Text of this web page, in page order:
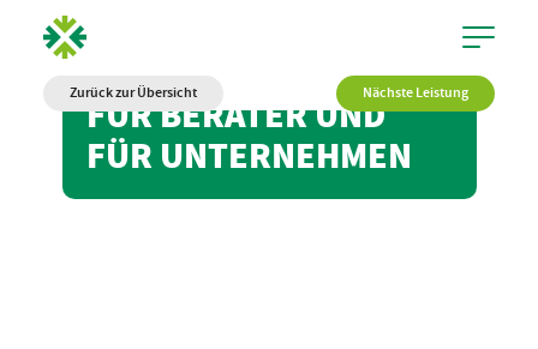
Zurück zur Übersicht Nächste Leistung
FÜR BERATER UND
FÜR UNTERNEHMEN